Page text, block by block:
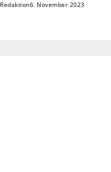
Redaktion6. November 2023